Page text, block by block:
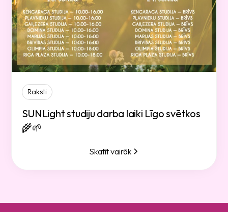
Raksti
SUNLight studiju darba laiki Līgo svētkos
🌾🌱
Skatīt vairāk